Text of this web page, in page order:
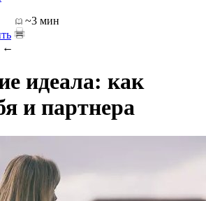
~3 мин
←
идеала: как
и партнера